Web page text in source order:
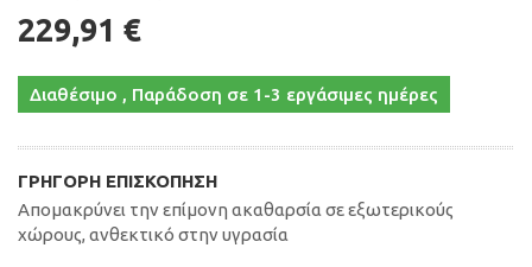
229,91 €
Διαθέσιμο , Παράδοση σε 1-3 εργάσιμες ημέρες
ΓΡΉΓΟΡΗ ΕΠΙΣΚΌΠΗΣΗ
Απομακρύνει την επίμονη ακαθαρσία σε εξωτερικούς
χώρους, ανθεκτικό στην υγρασία